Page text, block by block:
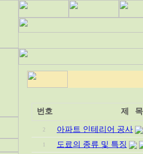
번호 제 목
2 아파트 인테리어 공사
1 도료의 종류 및 특징